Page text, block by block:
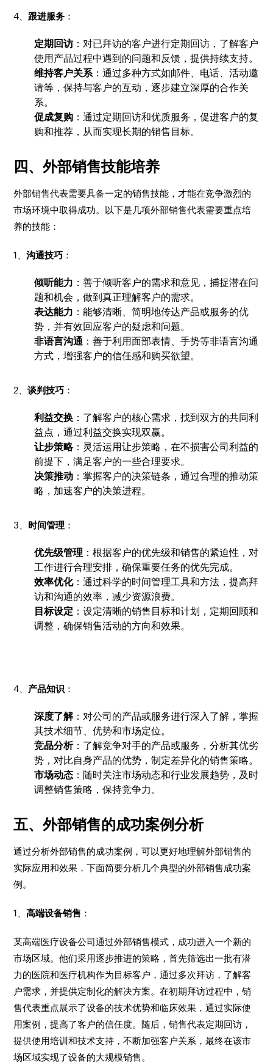
4、 跟进服务 ：
定期回访：对已拜访的客户进行定期回访，了解客户
使用产品过程中遇到的问题和反馈，提供持续支持。
维持客户关系：通过多种方式如邮件、电话、活动邀
请等，保持与客户的互动，逐步建立深厚的合作关
系。
促成复购 ：通过定期回访和优质服务，促进客户的复
购和推荐，从而实现长期的销售目标。
四、外部销售技能培养
外部销售代表需要具备一定的销售技能，才能在竞争激烈的
市场环境中取得成功。以下是几项外部销售代表需要重点培
养的技能：
1、沟通技巧 ：
倾听能力 ：善于倾听客户的需求和意见，捕捉潜在问
题和机会，做到真正理解客户的需求。
表达能力 ：能够清晰、简明地传达产品或服务的优
势，并有效回应客户的疑虑和问题。
非语言沟通 ：善于利用面部表情、手势等非语言沟通
方式，增强客户的信任感和购买欲望。
2、谈判技巧 ：
利益交换 ：了解客户的核心需求，找到双方的共同利
益点，通过利益交换实现双赢。
让步策略：灵活运用让步策略，在不损害公司利益的
前提下，满足客户的一些合理要求。
决策推动 ：掌握客户的决策链条，通过合理的推动策
略，加速客户的决策进程。
3、 时间管理 ：
优先级管理 ：根据客户的优先级和销售的紧迫性，对
工作进行合理安排，确保重要任务的优先完成。
效率优化：通过科学的时间管理工具和方法，提高拜
访和沟通的效率，减少资源浪费。
目标设定 ：设定清晰的销售目标和计划，定期回顾和
调整，确保销售活动的方向和效果。
4、 产品知识 ：
深度了解：对公司的产品或服务进行深入了解，掌握
其技术细节、优势和市场定位。
竞品分析：了解竞争对手的产品或服务，分析其优劣
势，对比自身产品的优势，制定差异化的销售策略。
市场动态 ：随时关注市场动态和行业发展趋势，及时
调整销售策略，保持竞争力。
五、外部销售的成功案例分析
通过分析外部销售的成功案例，可以更好地理解外部销售的
实际应用和效果，下面简要分析几个典型的外部销售成功案
例。
1、高端设备销售 ：
某高端医疗设备公司通过外部销售模式，成功进入一个新的
市场区域。他们采用逐步推进的策略，首先筛选出一批有潜
力的医院和医疗机构作为目标客户，通过多次拜访，了解客
户需求，并提供定制化的解决方案。在初期拜访过程中，销
售代表重点展示了设备的技术优势和临床效果，通过实际使
用案例，提高了客户的信任度。随后，销售代表定期回访，
提供使用培训和技术支持，不断加强客户关系，最终在该市
场区域实现了设备的大规模销售。